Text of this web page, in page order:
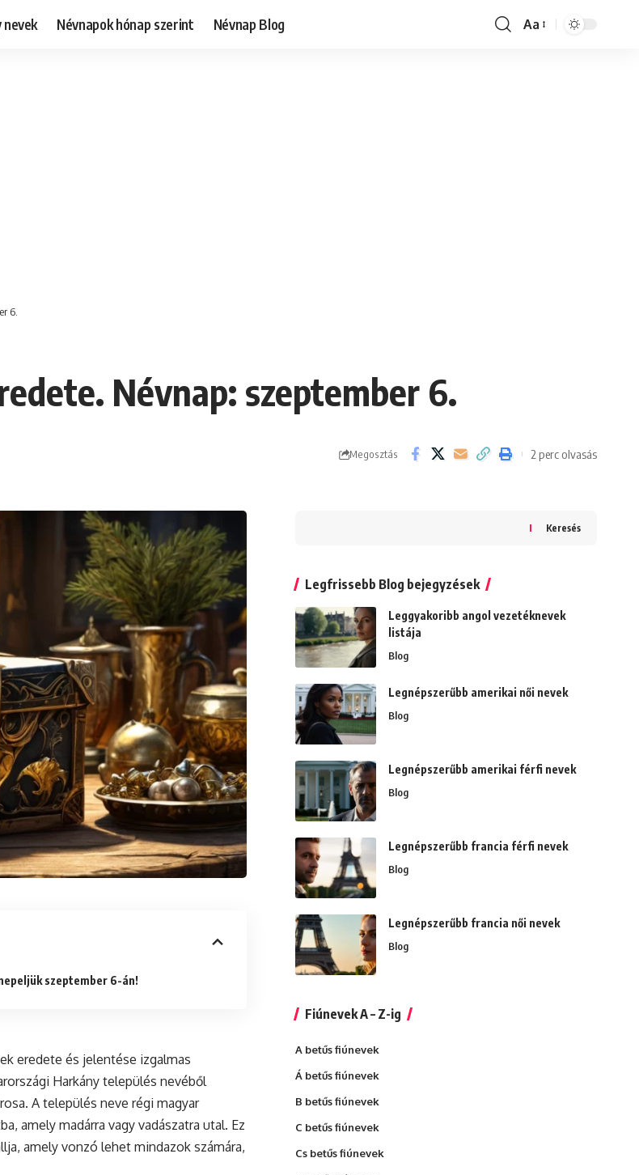
nevek Névnapok hónap szerint Névnap Blog
Font
Aa
6.
Névnap: szeptember 6.
Megosztás 2 perc olvasás
szeptember 6-án!
eredete és jelentése izgalmas
Harkány település nevéből
A település neve régi magyar
amely madárra vagy vadászatra utal. Ez
amely vonzó lehet mindazok számára,
Keresés
Legfrissebb Blog bejegyzések
Leggyakoribb angol vezetéknevek
listája
Blog
Legnépszerűbb amerikai női nevek
Blog
Legnépszerűbb amerikai férfi nevek
Blog
Legnépszerűbb francia férfi nevek
Blog
Legnépszerűbb francia női nevek
Blog
Fiúnevek A – Z-ig
A betűs fiúnevek
Á betűs fiúnevek
B betűs fiúnevek
C betűs fiúnevek
Cs betűs fiúnevek